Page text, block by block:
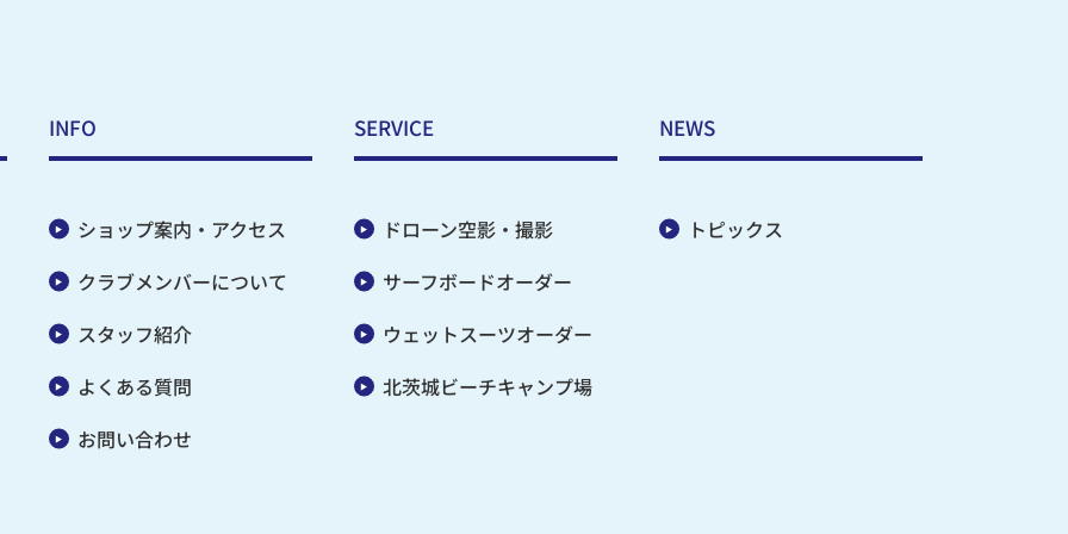
INFO
ショップ案内・アクセス
クラブメンバーについて
スタッフ紹介
よくある質問
お問い合わせ
SERVICE
ドローン空影・撮影
サーフボードオーダー
ウェットスーツオーダー
北茨城ビーチキャンプ場
NEWS
トピックス